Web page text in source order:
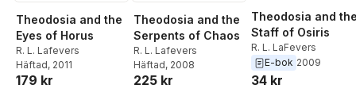
Theodosia and the
Eyes of Horus
R. L. Lafevers
Häftad, 2011
179 kr
Theodosia and the
Serpents of Chaos
R. L. Lafevers
Häftad, 2008
225 kr
Theodosia and
Staff of Osiris
R. L. LaFevers
E-bok 2009
34 kr